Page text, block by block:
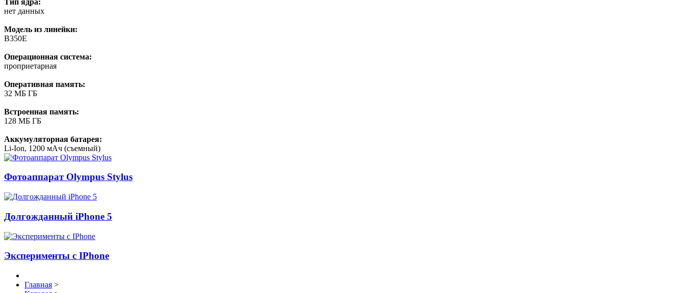
нет данных
Модель из линейки:
B350E
Операционная система:
пpопpиетаpная
Оперативная память:
32 МБ ГБ
Встроенная память:
128 МБ ГБ
Аккумуляторная батарея:
Li-Ion, 1200 мАч (съемный)
Фотоаппарат Olympus Stylus
Долгожданный iPhone 5
Эксперименты с IPhone
Главная >